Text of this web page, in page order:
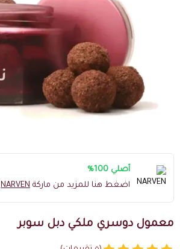
أصلي 100%
اضغط هنا للمزيد من ماركة NARVEN
معمول دوسري ملكي دبل سوبر